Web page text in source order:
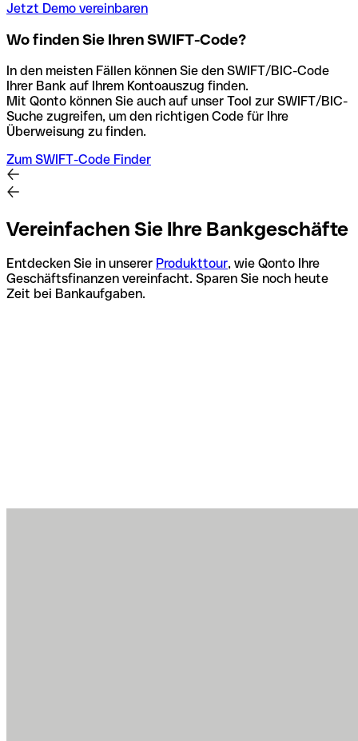
Jetzt Demo vereinbaren
Wo finden Sie Ihren SWIFT-Code?
In den meisten Fällen können Sie den SWIFT/BIC-Code
Ihrer Bank auf Ihrem Kontoauszug finden.
Mit Qonto können Sie auch auf unser Tool zur SWIFT/BIC-
Suche zugreifen, um den richtigen Code für Ihre
Überweisung zu finden.
Zum SWIFT-Code Finder
Vereinfachen Sie Ihre Bankgeschäfte
Entdecken Sie in unserer Produkttour, wie Qonto Ihre
Geschäftsfinanzen vereinfacht. Sparen Sie noch heute
Zeit bei Bankaufgaben.